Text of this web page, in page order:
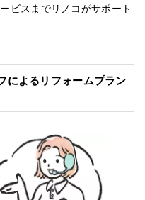
ビスまでリノコがサポート
によるリフォームプラン